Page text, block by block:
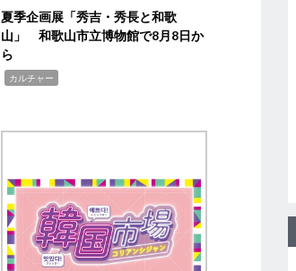
夏季企画展「秀吉・秀長と和歌
山」 和歌山市立博物館で8月8日か
ら
カルチャー